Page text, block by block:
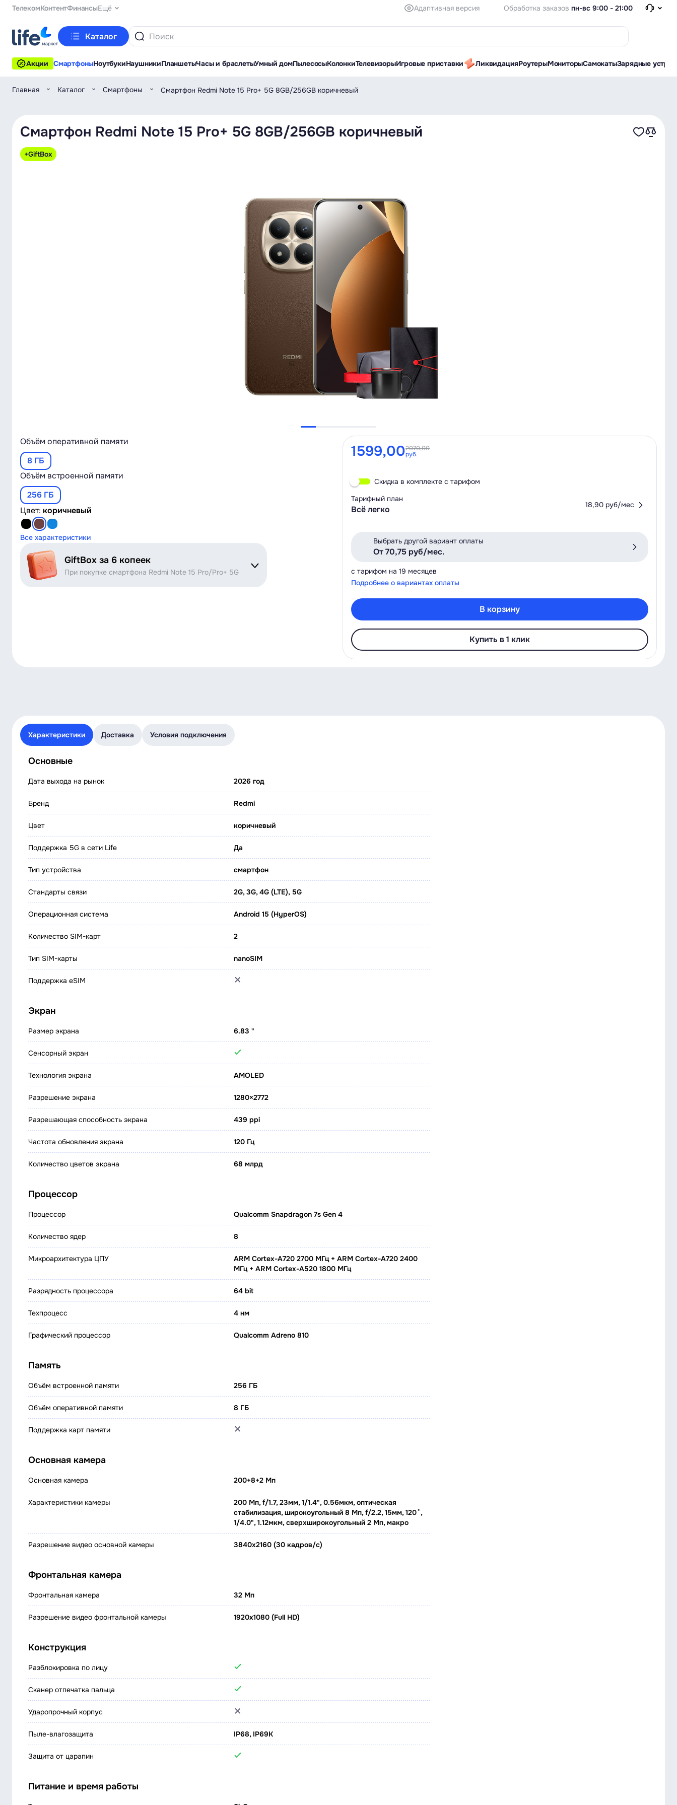
ТелекомКонтентФинансыЕщё Адаптивная версия Обработка заказов пн-вс 9:00 - 21:00
Каталог
Акции СмартфоныНоутбукиНаушникиПланшетыЧасы и браслетыУмный домПылесосыКолонкиТелевизорыИгровые приставки ЛиквидацияРоутерыМониторыСамокатыЗарядные
Главная Каталог Смартфоны Смартфон Redmi Note 15 Pro+ 5G 8GB/256GB коричневый
Смартфон Redmi Note 15 Pro+ 5G 8GB/256GB коричневый
+GiftBox
Объём оперативной памяти
8 ГБ
Объём встроенной памяти
256 ГБ
Цвет: коричневый
Все характеристики
GiftBox за 6 копеек
При покупке смартфона Redmi Note 15 Pro/Pro+ 5G
1599,002070,00
руб.
Скидка в комплекте с тарифом
Тарифный план
Всё легко 18,90 руб/мес
Выбрать другой вариант оплаты
От 70,75 руб/мес.
с тарифом на 19 месяцев
Подробнее о вариантах оплаты
В корзину
Купить в 1 клик
Характеристики Доставка Условия подключения
Основные
Дата выхода на рынок 2026 год
Бренд Redmi
Цвет коричневый
Поддержка 5G в сети Life Да
Тип устройства смартфон
Стандарты связи 2G, 3G, 4G (LTE), 5G
Операционная система Android 15 (HyperOS)
Количество SIM-карт 2
Тип SIM-карты nanoSIM
Поддержка eSIM
Экран
Размер экрана 6.83 "
Сенсорный экран
Технология экрана AMOLED
Разрешение экрана 1280×2772
Разрешающая способность экрана 439 ppi
Частота обновления экрана 120 Гц
Количество цветов экрана 68 млрд
Процессор
Процессор Qualcomm Snapdragon 7s Gen 4
Количество ядер 8
Микроархитектура ЦПУ
ARM Cortex-A720 2700 МГц + ARM Cortex-A720 2400
МГц + ARM Cortex-A520 1800 МГц
Разрядность процессора 64 bit
Техпроцесс 4 нм
Графический процессор Qualcomm Adreno 810
Память
Объём встроенной памяти 256 ГБ
Объём оперативной памяти 8 ГБ
Поддержка карт памяти
Основная камера
Основная камера 200+8+2 Мп
Характеристики камеры
200 Мп, f/1.7, 23мм, 1/1.4", 0.56мкм, оптическая
стабилизация, широкоугольный 8 Мп, f/2.2, 15мм, 120˚,
1/4.0", 1.12мкм, сверхширокоугольный 2 Мп, макро
Разрешение видео основной камеры 3840x2160 (30 кадров/с)
Фронтальная камера
Фронтальная камера 32 Мп
Разрешение видео фронтальной камеры 1920x1080 (Full HD)
Конструкция
Разблокировка по лицу
Сканер отпечатка пальца
Ударопрочный корпус
Пыле-влагозащита IP68, IP69K
Защита от царапин
Питание и время работы